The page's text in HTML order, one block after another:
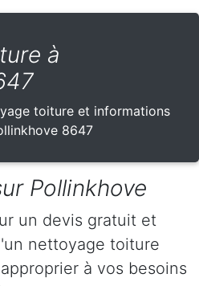
à
toiture et informations
8647
Pollinkhove
un devis gratuit et
nettoyage toiture
à vos besoins